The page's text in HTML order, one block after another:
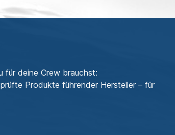
für deine Crew brauchst:
Produkte führender Hersteller – für